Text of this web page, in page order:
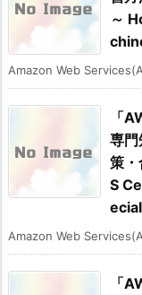
～
Amazon Web
「
専門
策
S
Amazon Web
「